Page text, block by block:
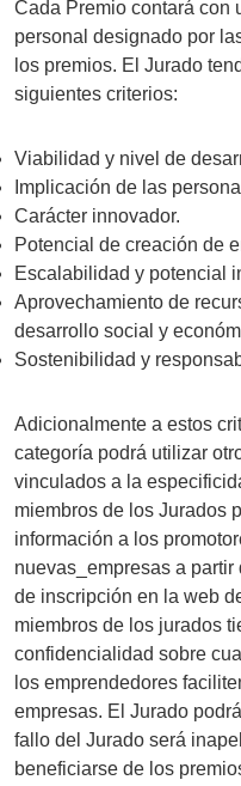
Cada Premio contará con
personal designado por
los premios. El Jurado
siguientes criterios:
Viabilidad y nivel de
Implicación de las
Carácter innovador.
Potencial de creación de
Escalabilidad y potencial
Aprovechamiento de
desarrollo social y
Sostenibilidad y
Adicionalmente a estos
categoría podrá utilizar
vinculados a la
miembros de los Jurados
información a los
nuevas_empresas a
de inscripción en la web
miembros de los jurados
confidencialidad sobre
los emprendedores
empresas. El Jurado
fallo del Jurado será
beneficiarse de los